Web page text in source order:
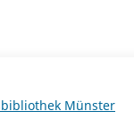
Münster